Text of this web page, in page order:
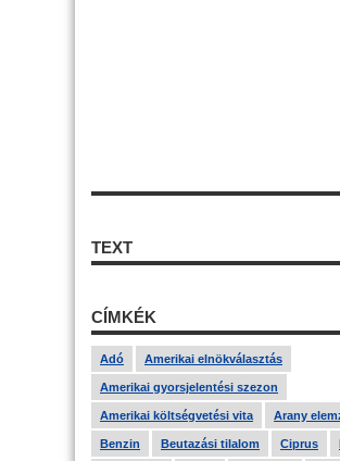
TEXT
CÍMKÉK
Adó Amerikai elnökválasztás
Amerikai gyorsjelentési szezon
Amerikai költségvetési vita Arany
Benzin Beutazási tilalom Ciprus